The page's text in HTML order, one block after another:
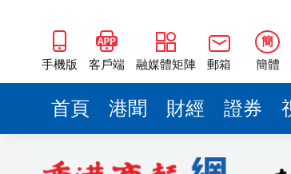
手機版 客戶端 融媒體矩陣 郵箱
簡
簡體
首頁 港聞 財經 證券